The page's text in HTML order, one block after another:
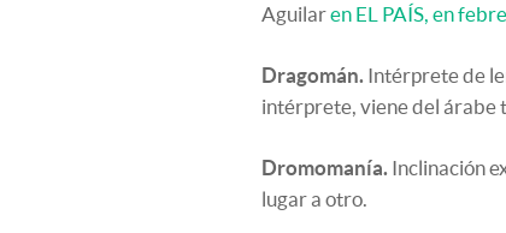
Aguilaren EL PAÍS, en
Dragomán. Intérprete de
intérprete, viene del árabe
Dromomanía. Inclinación
lugar a otro.